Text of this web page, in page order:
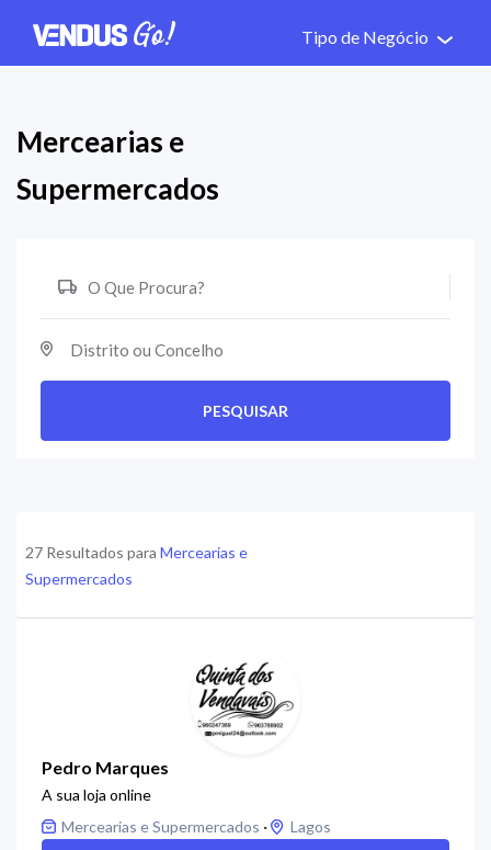
Tipo de Negócio
Mercearias e
Supermercados
PESQUISAR
27 Resultados para Mercearias e
Supermercados
Pedro Marques
A sua loja online
Mercearias e Supermercados ·
Lagos